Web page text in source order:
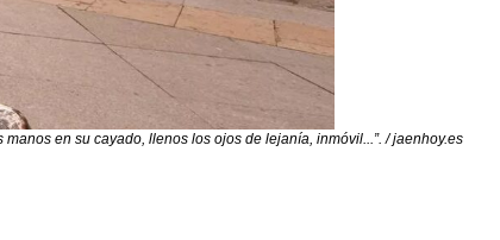
en su cayado, llenos los ojos de lejanía, inmóvil...”. / jaenhoy.es